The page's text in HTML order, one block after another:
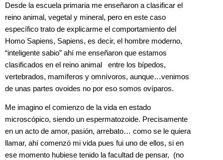
Desde la escuela primaria me enseñaron a clasificar el
reino animal, vegetal y mineral, pero en este caso
específico trato de explicarme el comportamiento del
Homo Sapiens, Sapiens, es decir, el hombre moderno,
“inteligente sabio” ahí me enseñaron que estamos
clasificados en el reino animal entre los bípedos,
vertebrados, mamíferos y omnívoros, aunque…venimos
de unas partes ovoides no por eso somos ovíparos.
Me imagino el comienzo de la vida en estado
microscópico, siendo un espermatozoide. Precisamente
en un acto de amor, pasión, arrebato… como se le quiera
llamar, ahí comenzó mi vida pues fui uno de ellos, si en
ese momento hubiese tenido la facultad de pensar, (no